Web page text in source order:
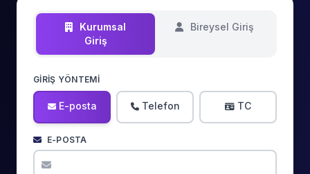
Kurumsal
Giriş
Bireysel Giriş
GIRIŞ YÖNTEMI
E-posta Telefon TC
E-POSTA